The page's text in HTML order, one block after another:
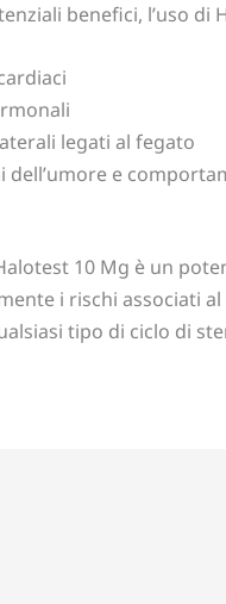
benefici, l’uso di
legati al fegato
dell’umore e
10 Mg è un
i rischi associati
tipo di ciclo di